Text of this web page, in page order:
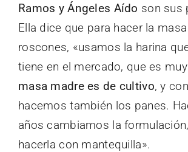
Ramos y Ángeles Aído son sus
Ella dice que para hacer la
roscones, «usamos la harina
tiene en el mercado, que es
masa madre es de cultivo, y
hacemos también los panes.
años cambiamos la
hacerla con mantequilla».